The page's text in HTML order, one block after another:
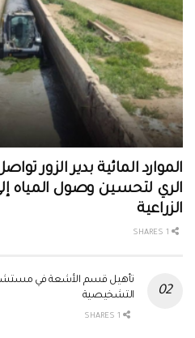
الموارد المائية بدير الزور
الري لتحسين وصول المياه
الزراعية
تأهيل قسم الأشعة في مستشفى
التشخيصية